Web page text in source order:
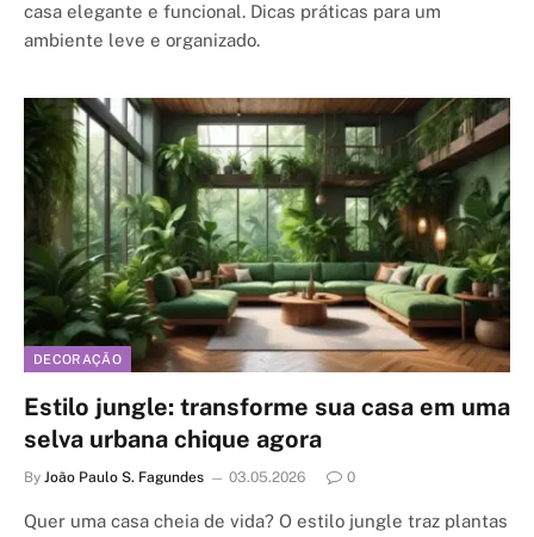
casa elegante e funcional. Dicas práticas para um
ambiente leve e organizado.
DECORAÇÃO
Estilo jungle: transforme sua casa em uma
selva urbana chique agora
By João Paulo S. Fagundes 03.05.2026 0
Quer uma casa cheia de vida? O estilo jungle traz plantas